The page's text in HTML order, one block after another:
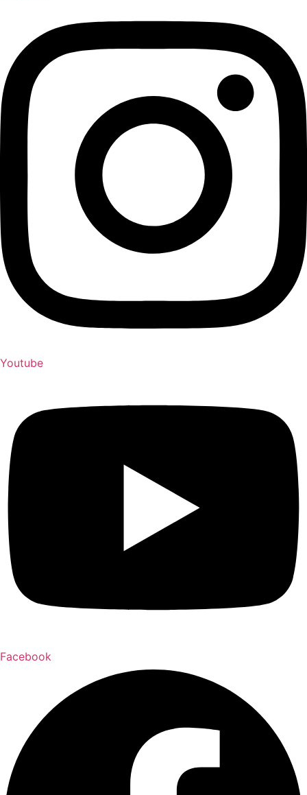
Youtube
Facebook